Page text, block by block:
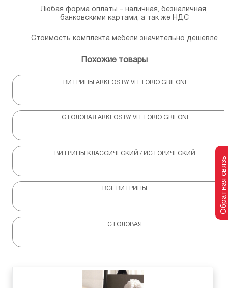
Любая форма оплаты – наличная, безналичная,
банковскими картами, а так же НДС
Стоимость комплекта мебели значительно дешевле
Похожие товары
ВИТРИНЫ ARKEOS BY VITTORIO GRIFONI
СТОЛОВАЯ ARKEOS BY VITTORIO GRIFONI
ВИТРИНЫ КЛАССИЧЕСКИЙ / ИСТОРИЧЕСКИЙ
ВСЕ ВИТРИНЫ
СТОЛОВАЯ
Обратная связь